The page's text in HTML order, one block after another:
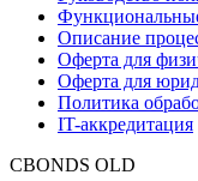
Описание
Оферта для
Оферта для
Политика
IT-аккредитация
CBONDS OLD